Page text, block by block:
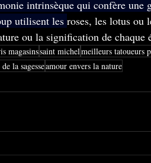
intrinsèque qui confère une
utilisent les roses, les lotus ou
ou la signification de chaque
magasinssaint michelmeilleurs tatoueurs
la sagesseamour envers la nature